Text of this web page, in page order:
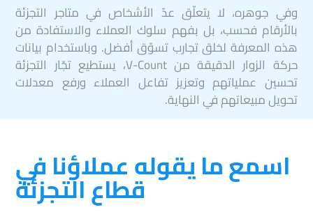
وفي جوهره، لا يتعلّق عدّ الأشخاص في متاجر التجزئة
بالأرقام فحسب، بل بفهم سلوك العملاء والاستفادة من
هذه المعرفة لخلق تجارب تسوّق أفضل. وباستخدام بيانات
حركة الزوار الدقيقة من V-Count، يستطيع تجّار التجزئة
تحسين عملياتهم وتعزيز تفاعل العملاء ورفع معدلات
تحويل مبيعاتهم في النهاية.
اسمع ما يقوله عملاؤنا في
قطاع التجزئة